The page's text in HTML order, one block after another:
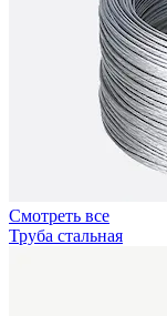
Смотреть все
Труба стальная